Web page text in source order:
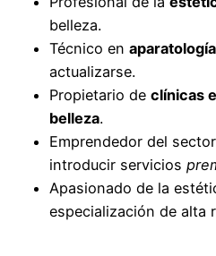
belleza.
Técnico en
actualizarse.
Propietario declínicas
belleza.
Emprendedor del
introducir servicios
Apasionado de la
especialización de alta